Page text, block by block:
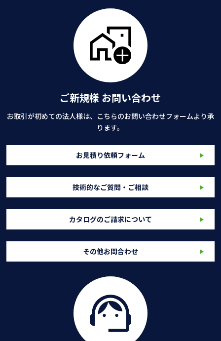
ご新規様 お問い合わせ
お取引が初めての法人様は、こちらのお問い合わせフォームより承
ります。
お見積り依頼フォーム
技術的なご質問・ご相談
カタログのご請求について
その他お問合わせ